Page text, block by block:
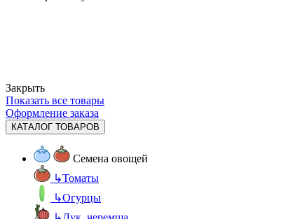
Закрыть
Показать все товары
Оформление заказа
КАТАЛОГ ТОВАРОВ
Семена овощей
↳Томаты
↳Огурцы